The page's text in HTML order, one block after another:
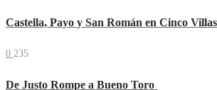
Castella, Payo y San Román en Cinco Villas
0 235
De Justo Rompe a Bueno Toro